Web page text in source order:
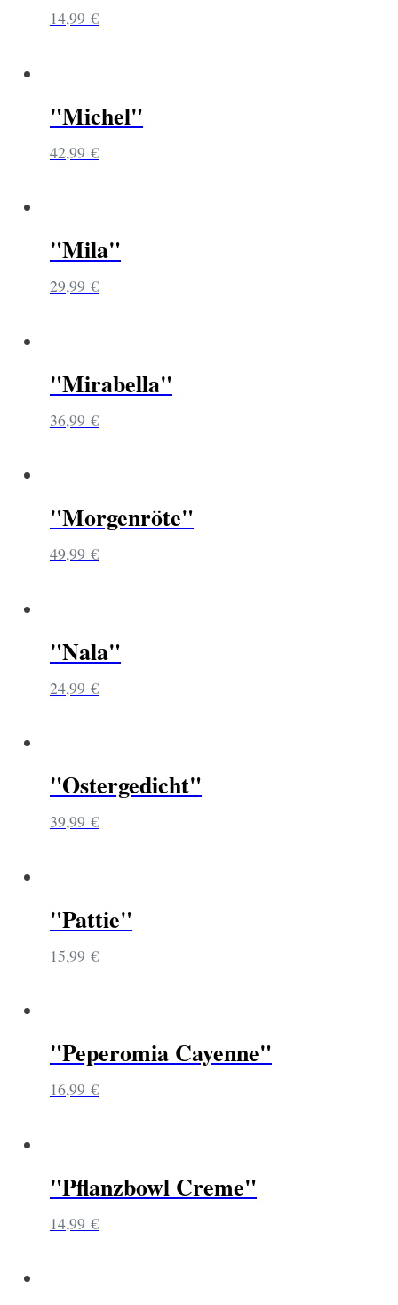
14,99 €
"Michel"
42,99 €
"Mila"
29,99 €
"Mirabella"
36,99 €
"Morgenröte"
49,99 €
"Nala"
24,99 €
"Ostergedicht"
39,99 €
"Pattie"
15,99 €
"Peperomia Cayenne"
16,99 €
"Pflanzbowl Creme"
14,99 €